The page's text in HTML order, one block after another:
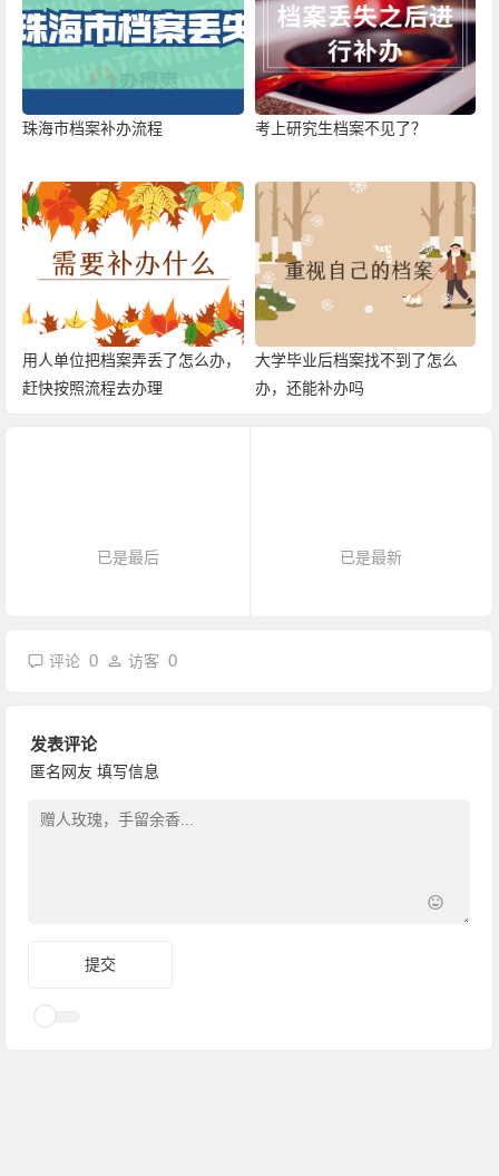
珠海市档案补办流程 考上研究生档案不见了？
用人单位把档案弄丢了怎么办，
赶快按照流程去办理
大学毕业后档案找不到了怎么
办，还能补办吗
已是最后 已是最新
评论0 访客0
发表评论
匿名网友 填写信息